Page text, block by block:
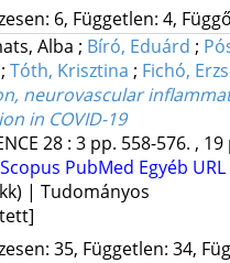
6, Független: 4,
Alba ; Bíró, Eduárd ;
; Tóth, Krisztina ; Fichó,
neurovascular
in COVID-19
28: 3 pp. 558-576. ,
Scopus PubMed Egyéb URL
| Tudományos
35, Független: 34,